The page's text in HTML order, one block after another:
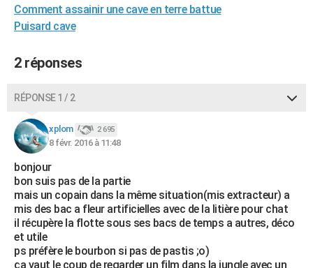
Comment assainir une cave en terre battue
Puisard cave
2 réponses
RÉPONSE 1 / 2
xplom 2 695
8 févr. 2016 à 11:48
bonjour
bon suis pas de la partie
mais un copain dans la même situation(mis extracteur) a
mis des bac a fleur artificielles avec de la litière pour chat
il récupère la flotte sous ses bacs de temps a autres, déco
et utile
ps préfère le bourbon si pas de pastis ;o)
ça vaut le coup de regarder un film dans la jungle avec un